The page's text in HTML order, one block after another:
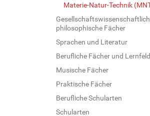
Materie-Natur-Technik
philosophische Fächer
Sprachen und Literatur
Berufliche Fächer und
Musische Fächer
Praktische Fächer
Berufliche Schularten
Schularten